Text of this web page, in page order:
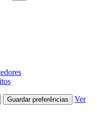
Guardar preferências
Ver